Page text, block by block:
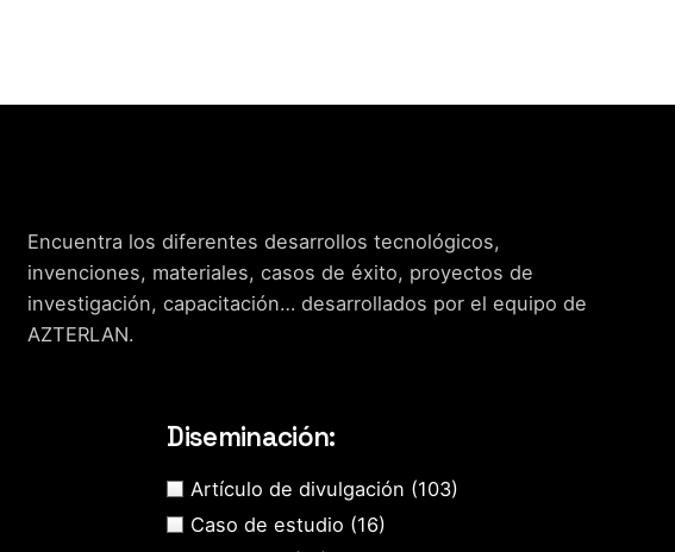
Encuentra los diferentes desarrollos tecnológicos,
invenciones, materiales, casos de éxito, proyectos de
investigación, capacitación… desarrollados por el equipo de
AZTERLAN.
Diseminación:
Artículo de divulgación (103)
Caso de estudio (16)